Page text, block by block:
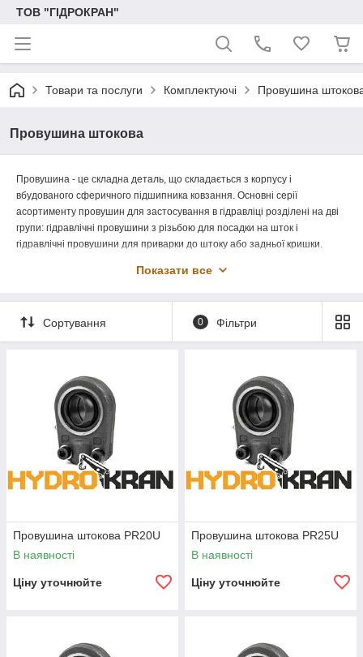
ТОВ "ГІДРОКРАН"
Товари та послуги Комплектуючі Провушина
Провушина штокова
Провушина - це складна деталь, що складається з корпусу і
вбудованого сферичного підшипника ковзання. Основні серії
асортименту провушин для застосування в гідравліці розділені на дві
групи: гідравлічні провушини з різьбою для посадки на шток і
гідравлічні провушини для приварки до штоку або задньої кришки.
провушини можуть бути з внутрішньою або зовнішньою різьбою або
по сталі, сталь по бронзі, сталь по матеріалу.
навантаження. Провушини з підшипниками по сталі необхідно
змащувати, тому всі вони виготовлені з мастильним ніпелем. Ці вушка
виготовлені і розроблені особливо для штоків і гідроциліндрів, де
необхідна максимальна міцність кріплення.
Показати все
Сортування 0 Фільтри
Провушина штокова PR20U
В наявності
Ціну уточнюйте
Провушина штокова PR25U
В наявності
Ціну уточнюйте